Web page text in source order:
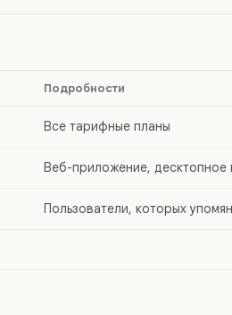
Подробности
Все тарифные планы
Веб-приложение, десктопное
Пользователи, которых